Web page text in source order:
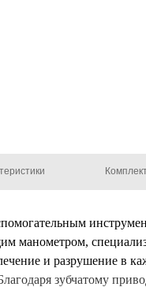
манометром,
и разрушение в
зубчатому